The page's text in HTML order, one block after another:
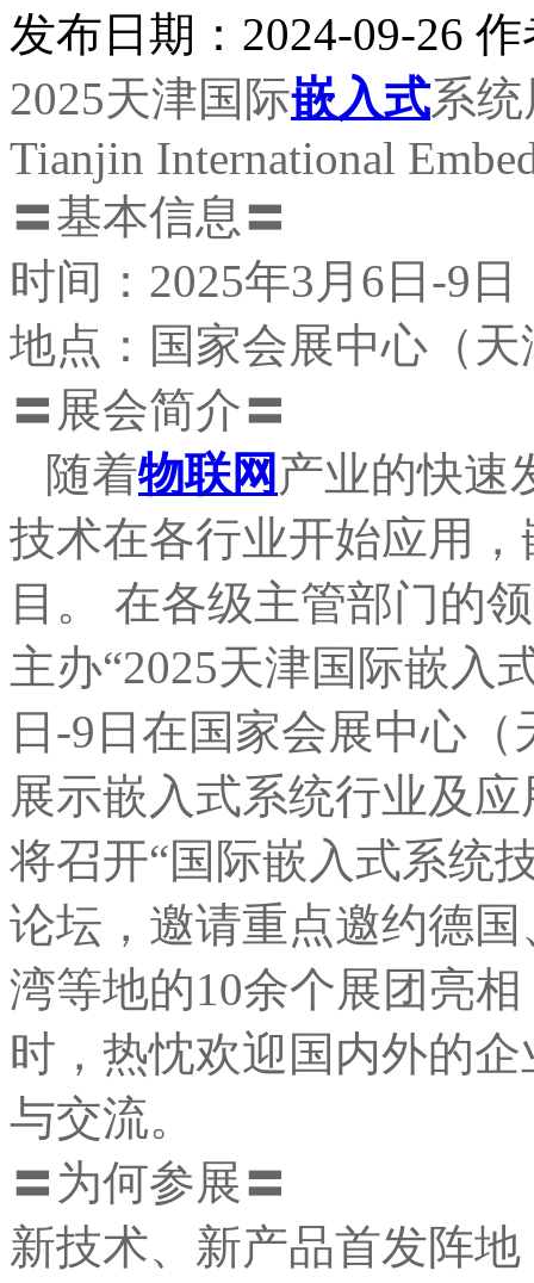
发布日期：2024-09-26 作
2025天津国际嵌入式系
Tianjin International
〓基本信息〓
时间：2025年3月6日-9日
地点：国家会展中心（天
〓展会简介〓
随着物联网 产业的快速
技术在各行业开始应用
目。 在各级主管部门的
主办“2025天津国际嵌入
日-9日在国家会展中心
展示嵌入式系统行业及
将召开“国际嵌入式系统
论坛，邀请重点邀约德
湾等地的10余个展团亮
时，热忱欢迎国内外的
与交流。
〓为何参展〓
新技术、新产品首发阵